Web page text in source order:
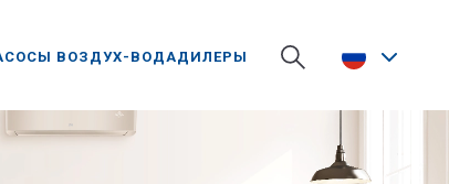
ВОЗДУХ-ВОДАДИЛЕРЫ